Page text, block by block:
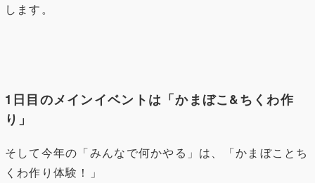
します。
1日目のメインイベントは「かまぼこ&ちくわ作
り」
そして今年の「みんなで何かやる」は、「かまぼことち
くわ作り体験！」